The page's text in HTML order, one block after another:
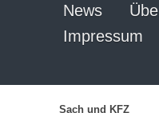
News
Impressum
Sach und KFZ